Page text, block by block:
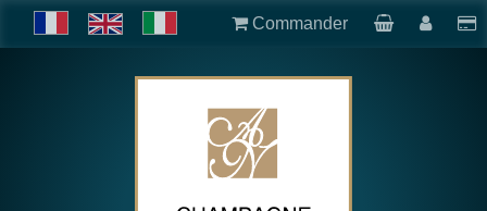
Commander